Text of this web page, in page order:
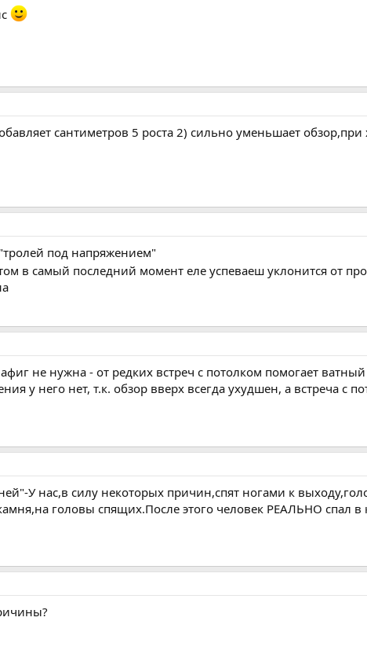
сантиметров 5 роста 2) сильно уменьшает
под напряжением"
в самый последний момент еле успеваеш уклонится от
не нужна - от редких встреч с потолком помогает
у него нет, т.к. обзор вверх всегда ухудшен, а встреча с
У нас,в силу некоторых причин,спят ногами к
головы спящих.После этого человек РЕАЛЬНО спал в